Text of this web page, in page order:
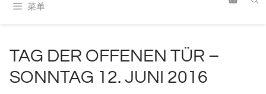
菜单
TAG DER OFFENEN TÜR –
SONNTAG 12. JUNI 2016